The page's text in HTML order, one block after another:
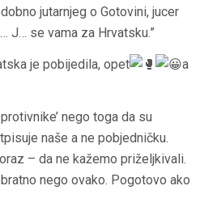
jutarnjeg o Gotovini, jucer
J… se vama za Hrvatsku.”
je pobijedila, opet
a
nego toga da su
naše a ne pobjedničku.
– da ne kažemo priželjkivali.
nego ovako. Pogotovo ako